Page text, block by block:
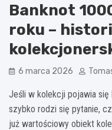
Banknot
roku –
6 marca 2026
Jeśli w kolekcji pojawia się
szybko rodzi się pytanie,
już wartościowy obiekt